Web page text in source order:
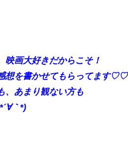
映画大好きだからこそ！
想を書かせてもらってます♡♡
、あまり観ない方も
｀*)